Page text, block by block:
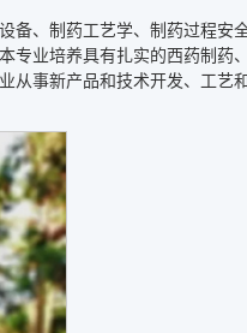
备、制药工艺学、制药过程安
专业培养具有扎实的西药制药
从事新产品和技术开发、工艺